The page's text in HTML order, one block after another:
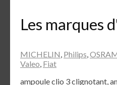
Les marques
MICHELIN, Philips,
Valeo, Fiat
ampoule clio 3 clignotant,